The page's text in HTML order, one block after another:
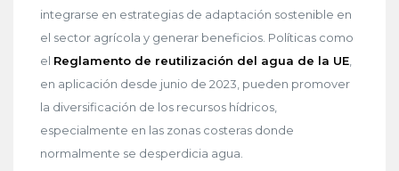
integrarse en estrategias de adaptación sostenible en
el sector agrícola y generar beneficios. Políticas como
el Reglamento de reutilización del agua de la UE,
en aplicación desde junio de 2023, pueden promover
la diversificación de los recursos hídricos,
especialmente en las zonas costeras donde
normalmente se desperdicia agua.